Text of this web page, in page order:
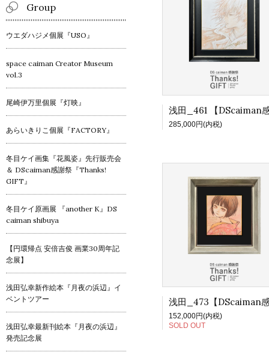
285,000円(内税)
152,000円(内税)
SOLD OUT
Group
ウエダハジメ個展『USO』
space caiman Creator Museum
vol.3
尾崎伊万里個展『灯映』
あらいきりこ個展『FACTORY』
冬目ケイ画集『花風姿』先行販売会
＆ DScaiman感謝祭『Thanks!
GIFT』
冬目ケイ原画展 『another K』DS
caiman shibuya
【円環帰点 安倍吉俊 画業30周年記
念展】
浅田弘幸新作絵本『月夜の浜辺』イ
ベントツアー
浅田弘幸最新刊絵本『月夜の浜辺』
発売記念展